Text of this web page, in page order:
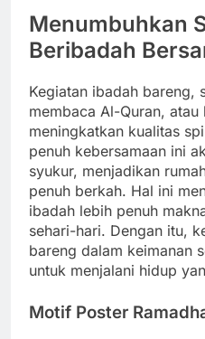
Menumbuhkan
Beribadah
Kegiatan ibadah bareng,
membaca Al-Quran,
meningkatkan kualitas
penuh kebersamaan ini
syukur, menjadikan
penuh berkah. Hal ini
ibadah lebih penuh
sehari-hari. Dengan itu,
bareng dalam keimanan
untuk menjalani hidup
Motif Poster